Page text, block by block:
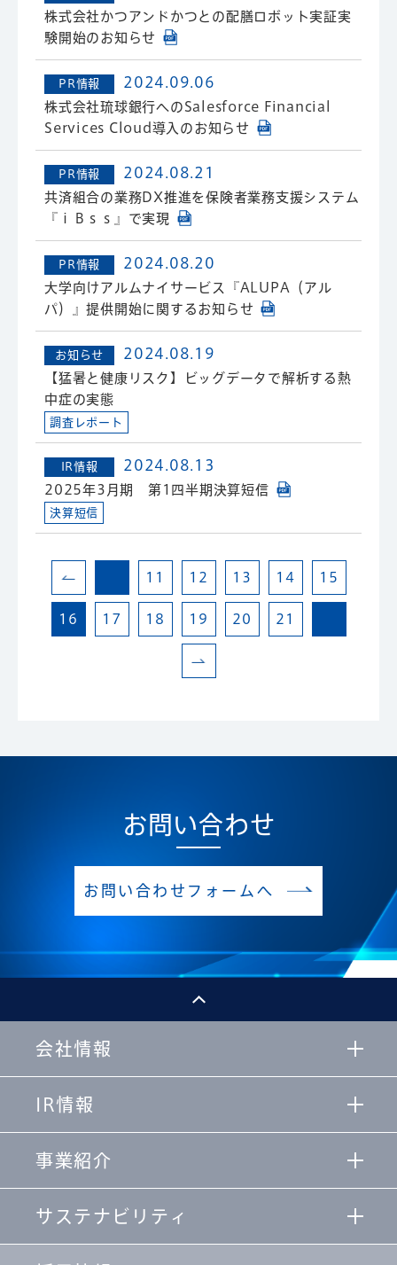
株式会社かつアンドかつとの配膳ロボット実証実
験開始のお知らせ
PR情報 2024.09.06
株式会社琉球銀行へのSalesforce Financial
Services Cloud導入のお知らせ
PR情報 2024.08.21
共済組合の業務DX推進を保険者業務支援システム
『ｉＢｓｓ』で実現
PR情報 2024.08.20
大学向けアルムナイサービス『ALUPA（アル
パ）』提供開始に関するお知らせ
お知らせ 2024.08.19
【猛暑と健康リスク】ビッグデータで解析する熱
中症の実態
調査レポート
IR情報 2024.08.13
2025年3月期 第1四半期決算短信
決算短信
11 12 13 14 15
16 17 18 19 20 21
お問い合わせ
お問い合わせフォームへ
会社情報
IR情報
事業紹介
サステナビリティ